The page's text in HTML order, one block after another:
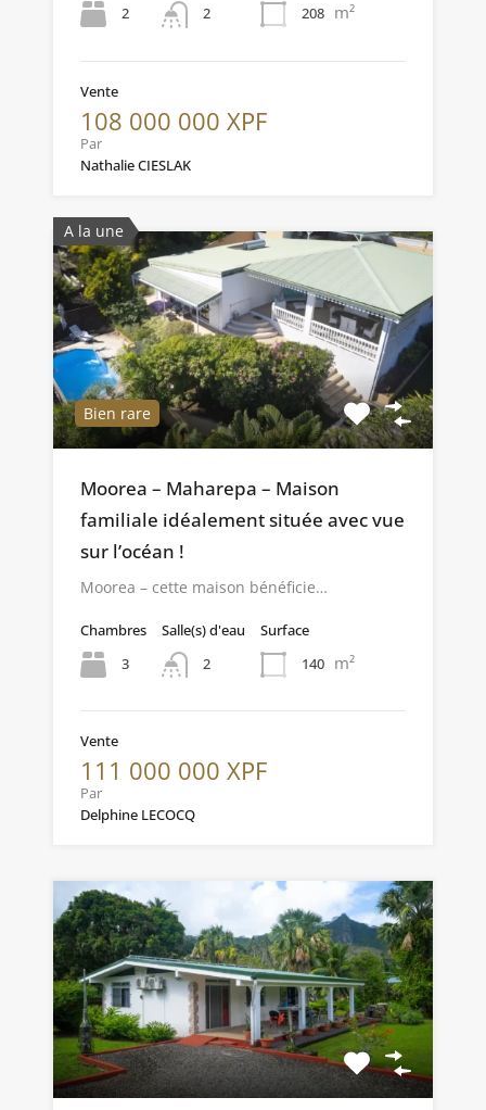
2
2
208 m²
Vente
108 000 000 XPF
Par
Nathalie CIESLAK
A la une
Bien rare
Moorea – Maharepa – Maison
familiale idéalement située avec vue
sur l’océan !
Moorea – cette maison bénéficie…
Chambres
3
Salle(s) d'eau
2
Surface
140 m²
Vente
111 000 000 XPF
Par
Delphine LECOCQ